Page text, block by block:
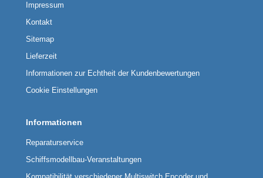
Impressum
Kontakt
Sitemap
Lieferzeit
Informationen zur Echtheit der Kundenbewertungen
Cookie Einstellungen
Informationen
Reparaturservice
Schiffsmodellbau-Veranstaltungen